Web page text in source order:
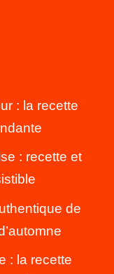
: la recette
: recette et
de
: la recette